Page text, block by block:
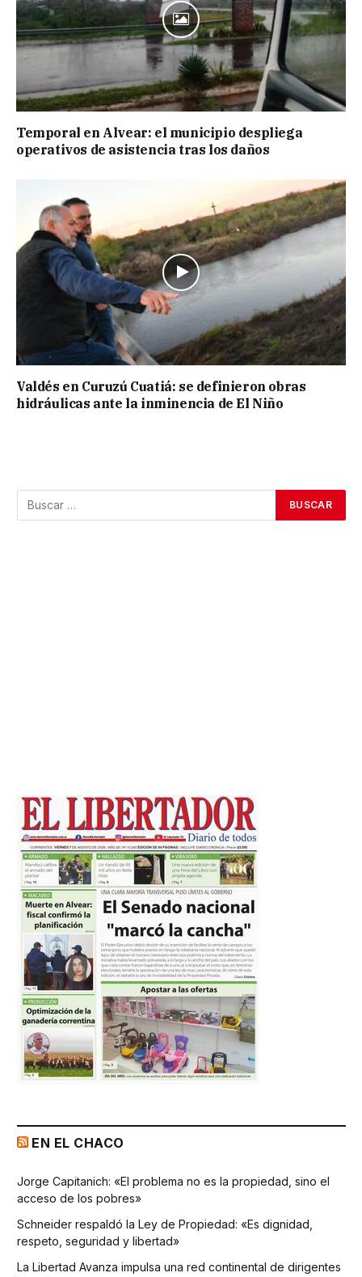
Temporal en Alvear: el municipio despliega
operativos de asistencia tras los daños
Valdés en Curuzú Cuatiá: se definieron obras
hidráulicas ante la inminencia de El Niño
EN EL CHACO
Jorge Capitanich: «El problema no es la propiedad, sino el
acceso de los pobres»
Schneider respaldó la Ley de Propiedad: «Es dignidad,
respeto, seguridad y libertad»
La Libertad Avanza impulsa una red continental de dirigentes